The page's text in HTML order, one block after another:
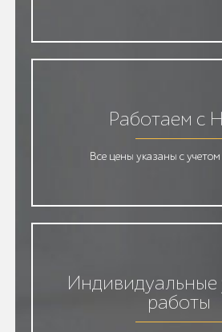
Работаем с
Все цены указаны с
Индивидуальные
работы